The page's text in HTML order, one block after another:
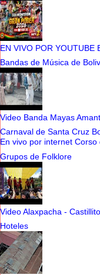
EN VIVO POR YOUTUBE
Bandas de Música de
Video Banda Mayas
Carnaval de Santa Cruz
En vivo por internet
Grupos de Folklore
Video Alaxpacha -
Hoteles